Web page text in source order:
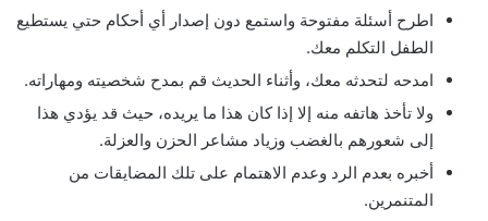
اطرح أسئلة مفتوحة واستمع دون إصدار أي أحكام حتي يستطيع
الطفل التكلم معك.
امدحه لتحدثه معك، وأثناء الحديث قم بمدح شخصيته ومهاراته.
ولا تأخذ هاتفه منه إلا إذا كان هذا ما يريده، حيث قد يؤدي هذا
إلى شعورهم بالغضب وزياد مشاعر الحزن والعزلة.
أخبره بعدم الرد وعدم الاهتمام على تلك المضايقات من
المتنمرين.